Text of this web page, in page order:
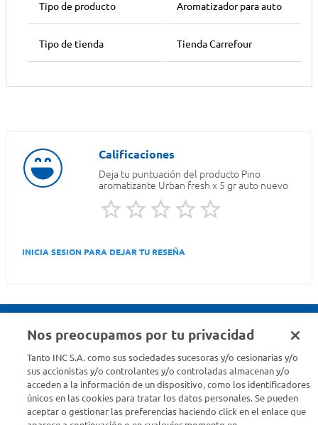
Tipo de producto Aromatizador para auto
Tipo de tienda Tienda Carrefour
Deja tu puntuación del producto Pino
aromatizante Urban fresh x 5 gr auto nuevo
INICIA SESION PARA DEJAR TU RESEÑA
Estamos para ayudarte
¿Tenés una consulta? Comunicate con nosotros acá
Nos preocupamos por tu privacidad
Tanto INC S.A. como sus sociedades sucesoras y/o cesionarias y/o
sus accionistas y/o controlantes y/o controladas almacenan y/o
acceden a la información de un dispositivo, como los identificadores
únicos en las cookies para tratar los datos personales. Se pueden
aceptar o gestionar las preferencias haciendo click en el enlace que